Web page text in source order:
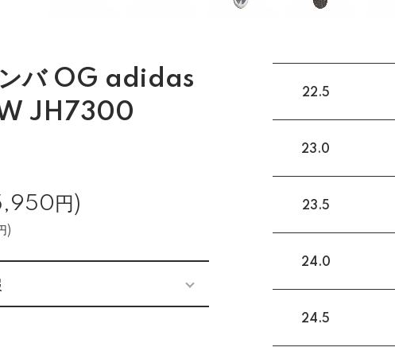
ンバ OG adidas
JH7300
円)
)
22.5
23.0
23.5
24.0
24.5